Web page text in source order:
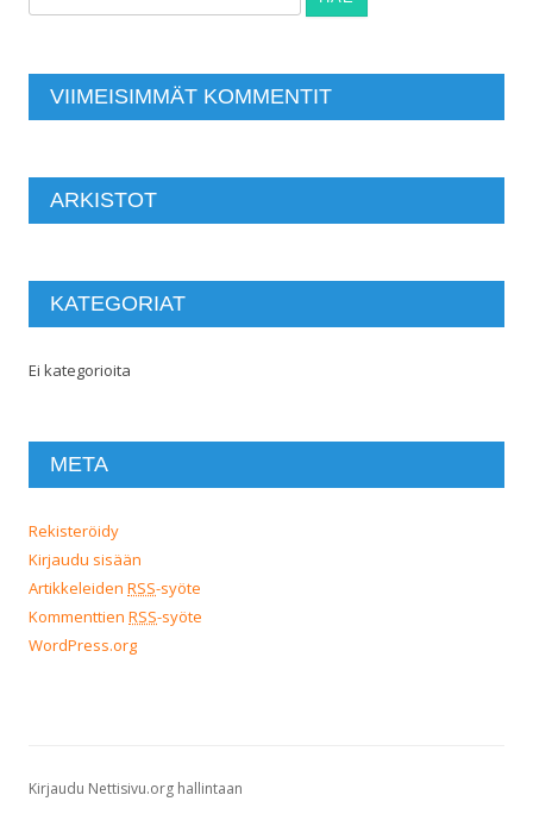
VIIMEISIMMÄT KOMMENTIT
ARKISTOT
KATEGORIAT
Ei kategorioita
META
Rekisteröidy
Kirjaudu sisään
Artikkeleiden RSS-syöte
Kommenttien RSS-syöte
WordPress.org
Kirjaudu Nettisivu.org hallintaan